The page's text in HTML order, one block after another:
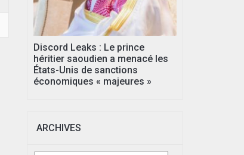
Discord Leaks : Le prince
héritier saoudien a menacé les
États-Unis de sanctions
économiques « majeures »
ARCHIVES
Archives